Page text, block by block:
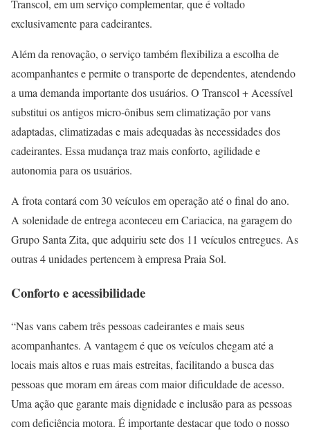
Transcol, em um serviço complementar, que é voltado
exclusivamente para cadeirantes.
Além da renovação, o serviço também flexibiliza a escolha de
acompanhantes e permite o transporte de dependentes, atendendo
a uma demanda importante dos usuários. O Transcol + Acessível
substitui os antigos micro-ônibus sem climatização por vans
adaptadas, climatizadas e mais adequadas às necessidades dos
cadeirantes. Essa mudança traz mais conforto, agilidade e
autonomia para os usuários.
A frota contará com 30 veículos em operação até o final do ano.
A solenidade de entrega aconteceu em Cariacica, na garagem do
Grupo Santa Zita, que adquiriu sete dos 11 veículos entregues. As
outras 4 unidades pertencem à empresa Praia Sol.
Conforto e acessibilidade
“Nas vans cabem três pessoas cadeirantes e mais seus
acompanhantes. A vantagem é que os veículos chegam até a
locais mais altos e ruas mais estreitas, facilitando a busca das
pessoas que moram em áreas com maior dificuldade de acesso.
Uma ação que garante mais dignidade e inclusão para as pessoas
com deficiência motora. É importante destacar que todo o nosso